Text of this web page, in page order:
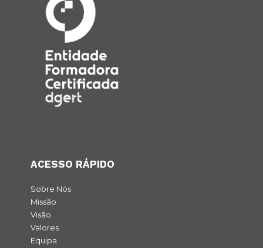
ACESSO RÁPIDO
Sobre Nós
Missão
Visão
Valores
Equipa